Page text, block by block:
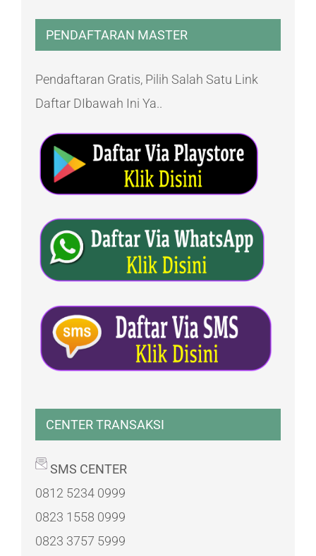
PENDAFTARAN MASTER
Pendaftaran Gratis, Pilih Salah Satu Link
Daftar DIbawah Ini Ya..
CENTER TRANSAKSI
SMS CENTER
0812 5234 0999
0823 1558 0999
0823 3757 5999